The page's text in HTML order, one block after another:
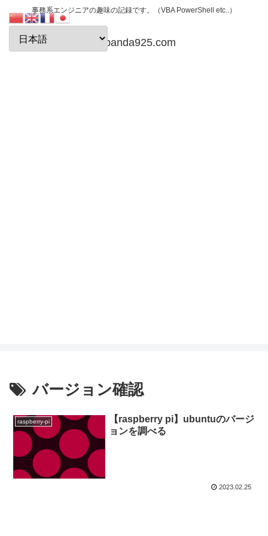
事務系エンジニアの趣味の記録です。（VBA PowerShell etc..）
papanda925.com
バージョン確認
raspberry-pi
【raspberry pi】ubuntuのバージ
ョンを調べる
2023.02.25